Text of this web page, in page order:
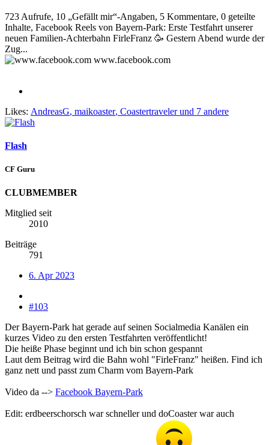
723 Aufrufe, 10 „Gefällt mir“-Angaben, 5 Kommentare, 0 geteilte
Inhalte, Facebook Reels von Bayern-Park: Erste Testfahrt unserer
neuen Familien-Achterbahn FirleFranz 🥳 Gestern Abend wurde der
Zug...
www.facebook.com
Likes: AndreasG, maikoaster, Coastertravelerund 7 andere
Flash
CF Guru
CLUBMEMBER
Mitglied seit
2010
Beiträge
791
6. Apr 2023
#103
Der Bayern-Park hat gerade auf seinen Socialmedia Kanälen ein
kurzes Video zu den ersten Testfahrten veröffentlicht!
Die heiße Phase beginnt und ich bin schon gespannt
Laut dem Beitrag wird die Bahn wohl "FirleFranz" heißen. Find ich
ganz nett und passt zum Charm vom Bayern-Park
Video da --> Facebook Bayern-Park
Edit: erdbeerschorsch war schneller und doCoaster war auch